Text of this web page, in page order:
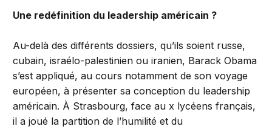
Une redéfinition du leadership américain ?
Au-delà des différents dossiers, qu’ils soient russe,
cubain, israélo-palestinien ou iranien, Barack Obama
s’est appliqué, au cours notamment de son voyage
européen, à présenter sa conception du leadership
américain. À Strasbourg, face au x lycéens français,
il a joué la partition de l’humilité et du